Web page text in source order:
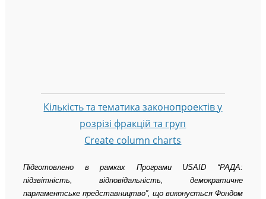
Кількість та тематика законопроектів у
розрізі фракцій та груп
Create column charts
Підготовлено в рамках Програми USAID “РАДА:
підзвітність, відповідальність, демократичне
парламентське представництво”, що виконується Фондом